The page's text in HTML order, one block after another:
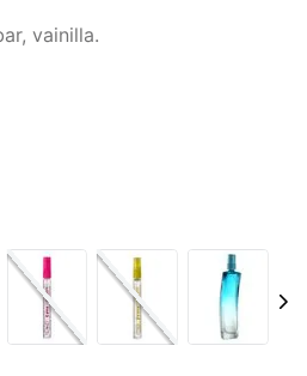
vainilla.